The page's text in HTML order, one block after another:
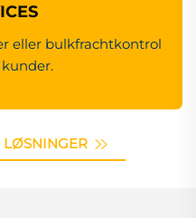
eller bulkfrachtkontrol
kunder.
LØSNINGER